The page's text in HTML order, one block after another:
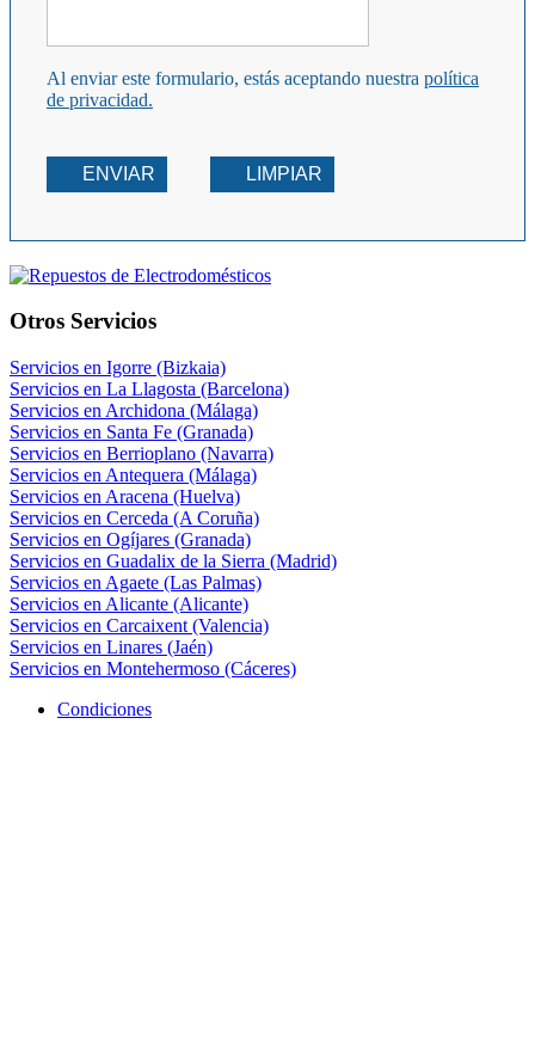
Al enviar este formulario, estás aceptando nuestra política
de privacidad.
ENVIAR LIMPIAR
Otros Servicios
Servicios en Igorre (Bizkaia)
Servicios en La Llagosta (Barcelona)
Servicios en Archidona (Málaga)
Servicios en Santa Fe (Granada)
Servicios en Berrioplano (Navarra)
Servicios en Antequera (Málaga)
Servicios en Aracena (Huelva)
Servicios en Cerceda (A Coruña)
Servicios en Ogíjares (Granada)
Servicios en Guadalix de la Sierra (Madrid)
Servicios en Agaete (Las Palmas)
Servicios en Alicante (Alicante)
Servicios en Carcaixent (Valencia)
Servicios en Linares (Jaén)
Servicios en Montehermoso (Cáceres)
Condiciones